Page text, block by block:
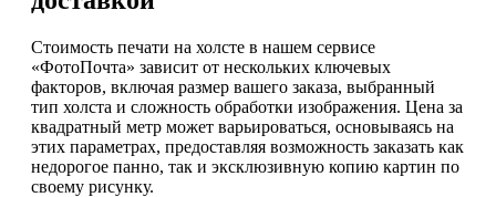
Стоимость печати на холсте в нашем сервисе
«ФотоПочта» зависит от нескольких ключевых
факторов, включая размер вашего заказа, выбранный
тип холста и сложность обработки изображения. Цена за
квадратный метр может варьироваться, основываясь на
этих параметрах, предоставляя возможность заказать как
недорогое панно, так и эксклюзивную копию картин по
своему рисунку.